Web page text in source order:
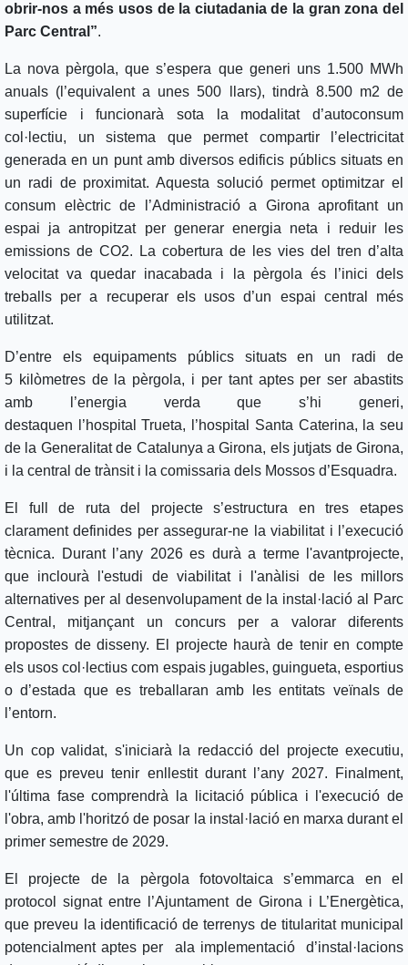
obrir-nos a més usos de la ciutadania de la gran zona del
Parc Central”.
La nova pèrgola, que s’espera que generi uns 1.500 MWh
anuals (l’equivalent a unes 500 llars), tindrà 8.500 m2 de
superfície i funcionarà sota la modalitat d’autoconsum
col·lectiu, un sistema que permet compartir l’electricitat
generada en un punt amb diversos edificis públics situats en
un radi de proximitat. Aquesta solució permet optimitzar el
consum elèctric de l’Administració a Girona aprofitant un
espai ja antropitzat per generar energia neta i reduir les
emissions de CO2. La cobertura de les vies del tren d’alta
velocitat va quedar inacabada i la pèrgola és l’inici dels
treballs per a recuperar els usos d’un espai central més
utilitzat.
D’entre els equipaments públics situats en un radi de
5 kilòmetres de la pèrgola, i per tant aptes per ser abastits
amb l’energia verda que s’hi generi,
destaquen l’hospital Trueta, l’hospital Santa Caterina, la seu
de la Generalitat de Catalunya a Girona, els jutjats de Girona,
i la central de trànsit i la comissaria dels Mossos d’Esquadra.
El full de ruta del projecte s’estructura en tres etapes
clarament definides per assegurar-ne la viabilitat i l’execució
tècnica. Durant l’any 2026 es durà a terme l'avantprojecte,
que inclourà l'estudi de viabilitat i l'anàlisi de les millors
alternatives per al desenvolupament de la instal·lació al Parc
Central, mitjançant un concurs per a valorar diferents
propostes de disseny. El projecte haurà de tenir en compte
els usos col·lectius com espais jugables, guingueta, esportius
o d’estada que es treballaran amb les entitats veïnals de
l’entorn.
Un cop validat, s'iniciarà la redacció del projecte executiu,
que es preveu tenir enllestit durant l’any 2027. Finalment,
l'última fase comprendrà la licitació pública i l'execució de
l'obra, amb l'horitzó de posar la instal·lació en marxa durant el
primer semestre de 2029.
El projecte de la pèrgola fotovoltaica s’emmarca en el
protocol signat entre l’Ajuntament de Girona i L’Energètica,
que preveu la identificació de terrenys de titularitat municipal
potencialment aptes per ala implementació d’instal·lacions